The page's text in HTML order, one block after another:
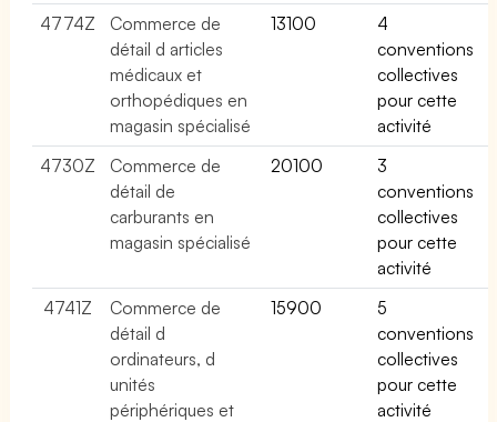
4774Z
Commerce de
détail d articles
médicaux et
orthopédiques en
magasin spécialisé
13100
4
conventions
collectives
pour cette
activité
4730Z
Commerce de
détail de
carburants en
magasin spécialisé
20100
3
conventions
collectives
pour cette
activité
4741Z
Commerce de
détail d
ordinateurs, d
unités
périphériques et
15900
5
conventions
collectives
pour cette
activité